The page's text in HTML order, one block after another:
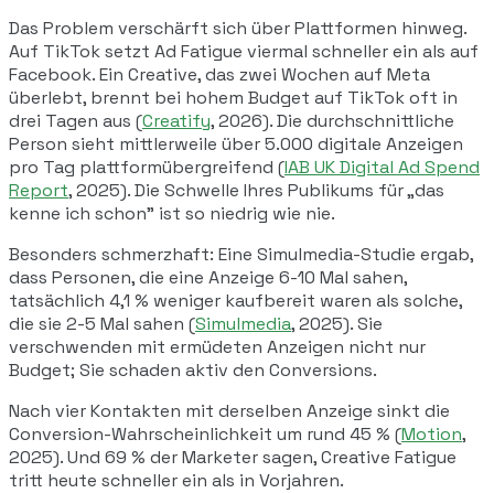
Das Problem verschärft sich über Plattformen hinweg.
Auf TikTok setzt Ad Fatigue viermal schneller ein als auf
Facebook. Ein Creative, das zwei Wochen auf Meta
überlebt, brennt bei hohem Budget auf TikTok oft in
drei Tagen aus (Creatify, 2026). Die durchschnittliche
Person sieht mittlerweile über 5.000 digitale Anzeigen
pro Tag plattformübergreifend (IAB UK Digital Ad Spend
Report, 2025). Die Schwelle Ihres Publikums für „das
kenne ich schon" ist so niedrig wie nie.
Besonders schmerzhaft: Eine Simulmedia-Studie ergab,
dass Personen, die eine Anzeige 6-10 Mal sahen,
tatsächlich 4,1 % weniger kaufbereit waren als solche,
die sie 2-5 Mal sahen (Simulmedia, 2025). Sie
verschwenden mit ermüdeten Anzeigen nicht nur
Budget; Sie schaden aktiv den Conversions.
Nach vier Kontakten mit derselben Anzeige sinkt die
Conversion-Wahrscheinlichkeit um rund 45 % (Motion,
2025). Und 69 % der Marketer sagen, Creative Fatigue
tritt heute schneller ein als in Vorjahren.